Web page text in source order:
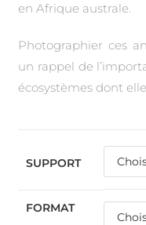
en Afrique australe.
Photographier ces
un rappel de
écosystèmes dont
SUPPORT
FORMAT